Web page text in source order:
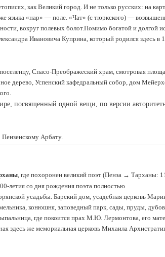
как Великий город. И не только русских: на
языка «нар» — поле. «Чат» (с тюркского) —
вокруг полевых болот.Помимо богатой и долгой
Ивановича Куприна, который родился здесь в
Спасо-Преображеский храм, смотровая
дерево, Успенский кафедральный собор, дом
посвященный одной вещи, по версии
Арбату.
, где похоронен великий поэт (Пенза → Тарханы:
летия со дня рождения поэта полностью
усадьбы. Барский дом, усадебная церковь
конюшня, заповедный парк, сады, пруды,
где покоится прах М.Ю. Лермонтова, его
здесь же мемориальная церковь Михаила